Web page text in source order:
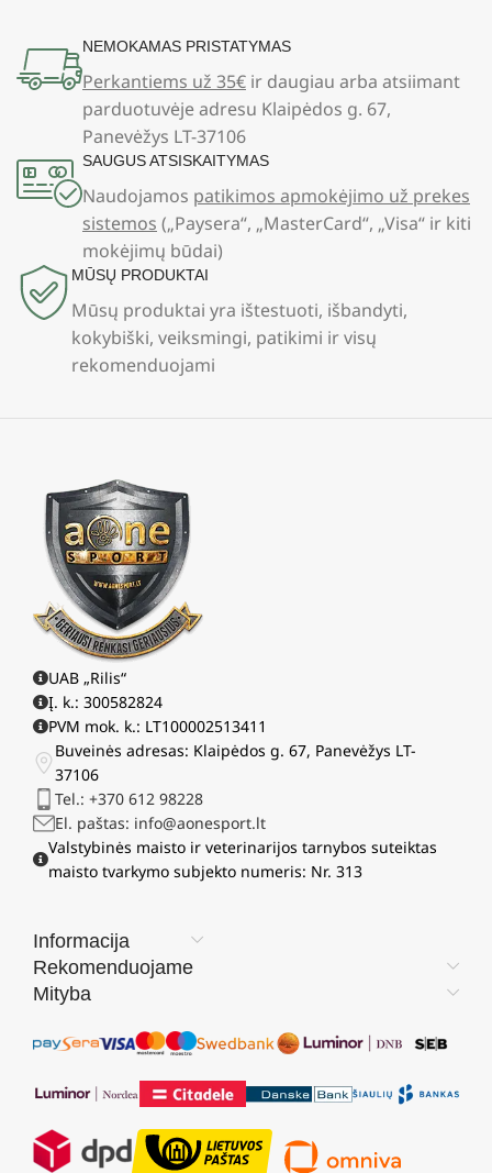
NEMOKAMAS PRISTATYMAS
Perkantiems už 35€ ir daugiau arba atsiimant
parduotuvėje adresu Klaipėdos g. 67,
Panevėžys LT-37106
SAUGUS ATSISKAITYMAS
Naudojamos patikimos apmokėjimo už prekes
sistemos („Paysera“, „MasterCard“, „Visa“ ir kiti
mokėjimų būdai)
MŪSŲ PRODUKTAI
Mūsų produktai yra ištestuoti, išbandyti,
kokybiški, veiksmingi, patikimi ir visų
rekomenduojami
UAB „Rilis“
Į. k.: 300582824
PVM mok. k.: LT100002513411
Buveinės adresas: Klaipėdos g. 67, Panevėžys LT-
37106
Tel.: +370 612 98228
El. paštas: info@aonesport.lt
Valstybinės maisto ir veterinarijos tarnybos suteiktas
maisto tvarkymo subjekto numeris: Nr. 313
Informacija
Rekomenduojame
Mityba